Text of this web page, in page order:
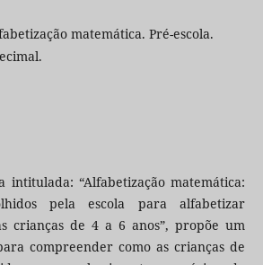
matemática. Pré-escola.
intitulada: “Alfabetização matemática:
pela escola para alfabetizar
crianças de 4 a 6 anos”, propõe um
compreender como as crianças de